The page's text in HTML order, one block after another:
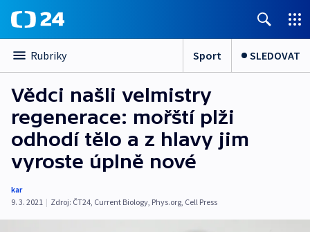
Rubriky Sport SLEDOVAT
Vědci našli velmistry
regenerace: mořští plži
odhodí tělo a z hlavy jim
vyroste úplně nové
kar
9. 3. 2021 | Zdroj: ČT24, Current Biology, Phys.org, Cell Press